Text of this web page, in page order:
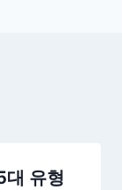
대 유형